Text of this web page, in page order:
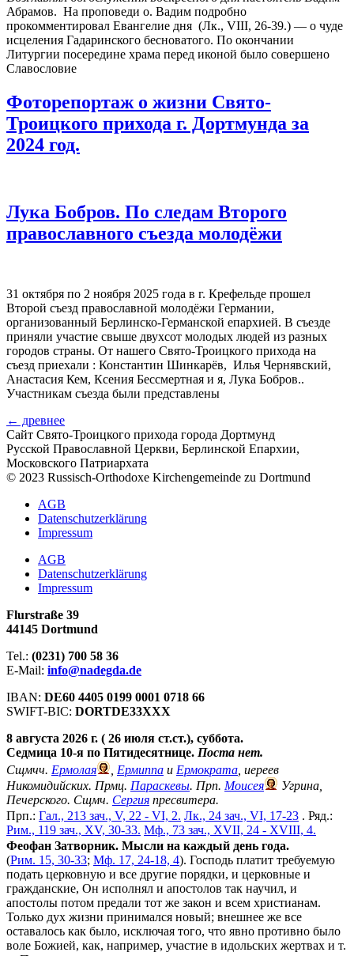
Абрамов. На проповеди о. Вадим подробно
прокомментировал Евангелие дня (Лк., VIII, 26-39.) — о чуде
исцеления Гадаринского бесноватого. По окончании
Литургии посередине храма перед иконой было совершено
Славословие
Фоторепортаж о жизни Свято-
Троицкого прихода г. Дортмунда за
2024 год.
Лука Бобров. По следам Второго
православного съезда молодёжи
31 октября по 2 ноября 2025 года в г. Крефельде прошел
Второй съезд православной молодёжи Германии,
организованный Берлинско-Германской епархией. В съезде
приняли участие свыше двухсот молодых людей из разных
городов страны. От нашего Свято-Троицкого прихода на
съезд приехали : Константин Шинкарёв, Илья Чернявский,
Анастасия Кем, Ксения Бессмертная и я, Лука Бобров..
Участникам съезда были представлены
← древнее
Сайт Свято-Троицкого прихода города Дортмунд
Русской Православной Церкви, Берлинской Епархии,
Московского Патриархата
© 2023 Russisch-Orthodoxe Kirchengemeinde zu Dortmund
АGB
Datenschutzerklärung
Impressum
АGB
Datenschutzerklärung
Impressum
Flurstraße 39
44145 Dortmund
Tel.: (0231) 700 58 36
E-Mail: info@nadegda.de
IBAN: DE60 4405 0199 0001 0718 66
SWIFT-BIC: DORTDE33XXX
8 августа 2026 г. ( 26 июля ст.ст.), суббота.
Седмица 10-я по Пятидесятнице. Поста нет.
Сщмчч. Ермолая Ермиппа и Ермократа , иереев
Никомидийских. Прмц. Параскевы. Прп. Моисея
Угрина,
Печерского. Сщмч. Сергия пресвитера.
Прп.: Гал., 213 зач., V, 22 - VI, 2. Лк., 24 зач., VI, 17-23 . Ряд.:
Рим., 119 зач., XV, 30-33. Мф., 73 зач., XVII, 24 - XVIII, 4.
Феофан Затворник. Мысли на каждый день года.
(Рим. 15, 30-33; Мф. 17, 24-18, 4). Господь платит требуемую
подать церковную и все другие порядки, и церковные и
гражданские, Он исполнял и апостолов так научил, и
апостолы потом предали тот же закон и всем христианам.
Только дух жизни принимался новый; внешнее же все
оставалось как было, исключая того, что явно противно было
воле Божией, как, например, участие в идольских жертвах и т.